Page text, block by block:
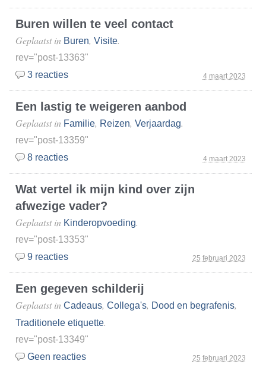
Buren willen te veel contact
4 maart 2023
Geplaatst in Buren, Visite.
rev="post-13363"
3 reacties
Een lastig te weigeren aanbod
4 maart 2023
Geplaatst in Familie, Reizen, Verjaardag.
rev="post-13359"
8 reacties
Wat vertel ik mijn kind over zijn
afwezige vader?
25 februari 2023
Geplaatst in Kinderopvoeding.
rev="post-13353"
9 reacties
Een gegeven schilderij
25 februari 2023
Geplaatst in Cadeaus, Collega's, Dood en begrafenis,
Traditionele etiquette.
rev="post-13349"
Geen reacties